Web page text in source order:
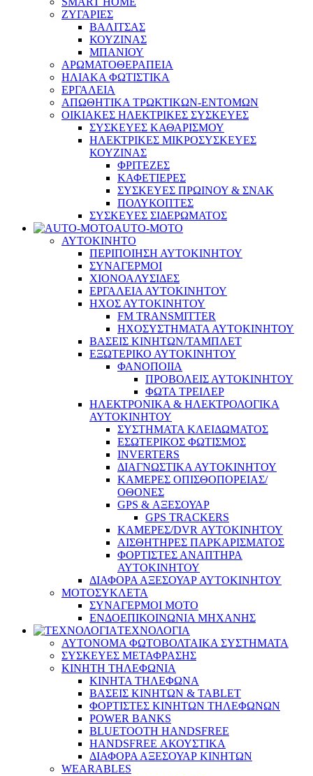
ΖΥΓΑΡΙΕΣ
ΒΑΛΙΤΣΑΣ
ΚΟΥΖΙΝΑΣ
ΜΠΑΝΙΟΥ
ΑΡΩΜΑΤΟΘΕΡΑΠΕΙΑ
ΗΛΙΑΚΑ ΦΩΤΙΣΤΙΚΑ
ΕΡΓΑΛΕΙΑ
ΑΠΩΘΗΤΙΚΑ ΤΡΩΚΤΙΚΩΝ-ΕΝΤΟΜΩΝ
ΟΙΚΙΑΚΕΣ ΗΛΕΚΤΡΙΚΕΣ ΣΥΣΚΕΥΕΣ
ΣΥΣΚΕΥΕΣ ΚΑΘΑΡΙΣΜΟΥ
ΗΛΕΚΤΡΙΚΕΣ ΜΙΚΡΟΣΥΣΚΕΥΕΣ
ΚΟΥΖΙΝΑΣ
ΦΡΙΤΕΖΕΣ
ΚΑΦΕΤΙΕΡΕΣ
ΣΥΣΚΕΥΕΣ ΠΡΩΙΝΟΥ & ΣΝΑΚ
ΠΟΛΥΚΟΠΤΕΣ
ΣΥΣΚΕΥΕΣ ΣΙΔΕΡΩΜΑΤΟΣ
AUTO-MOTO
ΑΥΤΟΚΙΝΗΤΟ
ΠΕΡΙΠΟΙΗΣΗ ΑΥΤΟΚΙΝΗΤΟΥ
ΣΥΝΑΓΕΡΜΟΙ
ΧΙΟΝΟΑΛΥΣΙΔΕΣ
ΕΡΓΑΛΕΙΑ ΑΥΤΟΚΙΝΗΤΟΥ
ΗΧΟΣ ΑΥΤΟΚΙΝΗΤΟΥ
FM TRANSMITTER
ΗΧΟΣΥΣΤΗΜΑΤΑ ΑΥΤΟΚΙΝΗΤΟΥ
ΒΑΣΕΙΣ ΚΙΝΗΤΩΝ/ΤΑΜΠΛΕΤ
ΕΞΩΤΕΡΙΚΟ ΑΥΤΟΚΙΝΗΤΟΥ
ΦΑΝΟΠΟΙΙΑ
ΠΡΟΒΟΛΕΙΣ ΑΥΤΟΚΙΝΗΤΟΥ
ΦΩΤΑ ΤΡΕΙΛΕΡ
ΗΛΕΚΤΡΟΝΙΚΑ & ΗΛΕΚΤΡΟΛΟΓΙΚΑ
ΑΥΤΟΚΙΝΗΤΟΥ
ΣΥΣΤΗΜΑΤΑ ΚΛΕΙΔΩΜΑΤΟΣ
ΕΣΩΤΕΡΙΚΟΣ ΦΩΤΙΣΜΟΣ
INVERTERS
ΔΙΑΓΝΩΣΤΙΚΑ ΑΥΤΟΚΙΝΗΤΟΥ
ΚΑΜΕΡΕΣ ΟΠΙΣΘΟΠΟΡΕΙΑΣ/
ΟΘΟΝΕΣ
GPS & ΑΞΕΣΟΥΑΡ
GPS TRACKERS
ΚΑΜΕΡΕΣ/DVR ΑΥΤΟΚΙΝΗΤΟΥ
ΑΙΣΘΗΤΗΡΕΣ ΠΑΡΚΑΡΙΣΜΑΤΟΣ
ΦΟΡΤΙΣΤΕΣ ΑΝΑΠΤΗΡΑ
ΑΥΤΟΚΙΝΗΤΟΥ
ΔΙΑΦΟΡΑ ΑΞΕΣΟΥΑΡ ΑΥΤΟΚΙΝΗΤΟΥ
ΜΟΤΟΣΥΚΛΕΤΑ
ΣΥΝΑΓΕΡΜΟΙ ΜΟΤΟ
ΕΝΔΟΕΠΙΚΟΙΝΩΝΙΑ ΜΗΧΑΝΗΣ
ΤΕΧΝΟΛΟΓΙΑ
ΑΥΤΟΝΟΜΑ ΦΩΤΟΒΟΛΤΑΙΚΑ ΣΥΣΤΗΜΑΤΑ
ΣΥΣΚΕΥΕΣ ΜΕΤΑΦΡΑΣΗΣ
ΚΙΝΗΤΗ ΤΗΛΕΦΩΝΙΑ
ΚΙΝΗΤΑ ΤΗΛΕΦΩΝΑ
ΒΑΣΕΙΣ ΚΙΝΗΤΩΝ & TABLET
ΦΟΡΤΙΣΤΕΣ ΚΙΝΗΤΩΝ ΤΗΛΕΦΩΝΩΝ
POWER BANKS
BLUETOOTH HANDSFREE
HANDSFREE ΑΚΟΥΣΤΙΚΑ
ΔΙΑΦΟΡΑ ΑΞΕΣΟΥΑΡ ΚΙΝΗΤΩΝ
WEARABLES